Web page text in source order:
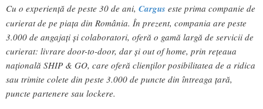
Cu o experiență de peste 30 de ani, Cargus este prima companie de
curierat de pe piața din România. În prezent, compania are peste
3.000 de angajați și colaboratori, oferă o gamă largă de servicii de
curierat: livrare door-to-door, dar și out of home, prin rețeaua
națională SHIP & GO, care oferă clienților posibilitatea de a ridica
sau trimite colete din peste 3.000 de puncte din întreaga țară,
puncte partenere sau lockere.